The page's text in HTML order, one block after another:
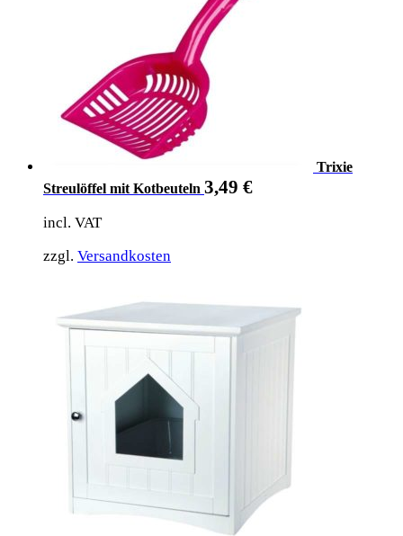
Trixie
Streulöffel mit Kotbeuteln 3,49 €
incl. VAT
zzgl. Versandkosten